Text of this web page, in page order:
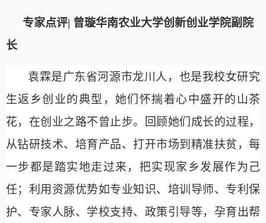
专家点评| 曾璇华南农业大学创新创业学院副院
长
袁霖是广东省河源市龙川人，也是我校女研究
生返乡创业的典型，她们怀揣着心中盛开的山茶
花，在创业之路不曾止步。回顾她们成长的过程，
从钻研技术、培育产品、打开市场到精准扶贫，每
一步都是踏实地走过来，把实现家乡发展作为己
任；利用资源优势如专业知识、培训导师、专利保
护、专家人脉、学校支持、政策引导等，孕育出帮